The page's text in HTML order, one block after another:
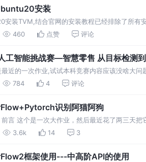
安装
安装TVM,结合官网的安装教程已经排除了所有
460 点赞 评论
工智能挑战赛—智慧零售 从目标检测
近的一次作业,试试本科竞赛内容应该没啥大
张)，其余还有无标注的需要自
784 4 评论
识别阿猫阿狗
言 这个是一次大作业，然后最近花了两三天
和pytorch分别实现。这本来是几年前k
3.6k 14 3
框架使用---中高阶API的使用